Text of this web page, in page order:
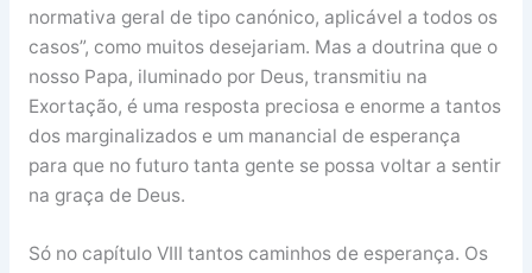
normativa geral de tipo canónico, aplicável a todos os
casos”, como muitos desejariam. Mas a doutrina que o
nosso Papa, iluminado por Deus, transmitiu na
Exortação, é uma resposta preciosa e enorme a tantos
dos marginalizados e um manancial de esperança
para que no futuro tanta gente se possa voltar a sentir
na graça de Deus.
Só no capítulo VIII tantos caminhos de esperança. Os